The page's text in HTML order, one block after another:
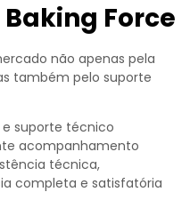
Force
não apenas pela
também pelo suporte
suporte técnico
acompanhamento
técnica,
completa e satisfatória